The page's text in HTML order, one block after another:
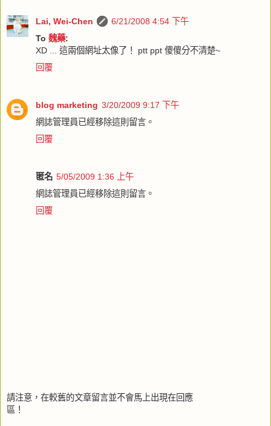
Lai, Wei-Chen
6/21/2008 4:54 下午
To 魏藥:
XD ... 這兩個網址太像了！ ptt ppt 傻傻分不清楚~
回覆
blog marketing 3/20/2009 9:17 下午
網誌管理員已經移除這則留言。
回覆
匿名 5/05/2009 1:36 上午
網誌管理員已經移除這則留言。
回覆
請注意，在較舊的文章留言並不會馬上出現在回應
區！